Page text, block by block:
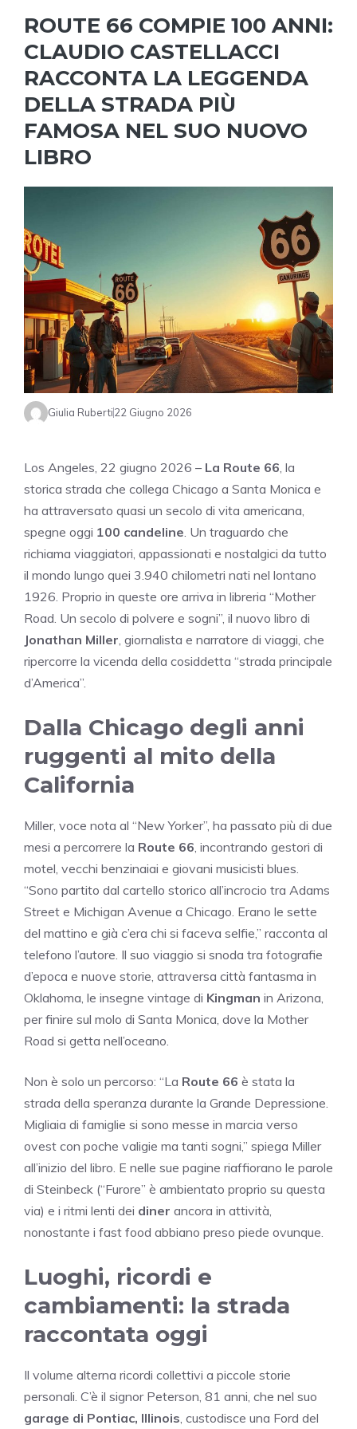
ROUTE 66 COMPIE 100 ANNI:
CLAUDIO CASTELLACCI
RACCONTA LA LEGGENDA
DELLA STRADA PIÙ
FAMOSA NEL SUO NUOVO
LIBRO
Giulia Ruberti22 Giugno 2026
Los Angeles, 22 giugno 2026 – La Route 66 , la
storica strada che collega Chicago a Santa Monica e
ha attraversato quasi un secolo di vita americana,
spegne oggi 100 candeline . Un traguardo che
richiama viaggiatori, appassionati e nostalgici da tutto
il mondo lungo quei 3.940 chilometri nati nel lontano
1926. Proprio in queste ore arriva in libreria “Mother
Road. Un secolo di polvere e sogni”, il nuovo libro di
Jonathan Miller , giornalista e narratore di viaggi, che
ripercorre la vicenda della cosiddetta “strada principale
d’America”.
Dalla Chicago degli anni
ruggenti al mito della
California
Miller, voce nota al “New Yorker”, ha passato più di due
mesi a percorrere la Route 66 , incontrando gestori di
motel, vecchi benzinaiai e giovani musicisti blues.
“Sono partito dal cartello storico all’incrocio tra Adams
Street e Michigan Avenue a Chicago. Erano le sette
del mattino e già c’era chi si faceva selfie,” racconta al
telefono l’autore. Il suo viaggio si snoda tra fotografie
d’epoca e nuove storie, attraversa città fantasma in
Oklahoma, le insegne vintage di Kingman in Arizona,
per finire sul molo di Santa Monica, dove la Mother
Road si getta nell’oceano.
Non è solo un percorso: “La Route 66 è stata la
strada della speranza durante la Grande Depressione.
Migliaia di famiglie si sono messe in marcia verso
ovest con poche valigie ma tanti sogni,” spiega Miller
all’inizio del libro. E nelle sue pagine riaffiorano le parole
di Steinbeck (“Furore” è ambientato proprio su questa
via) e i ritmi lenti dei diner ancora in attività,
nonostante i fast food abbiano preso piede ovunque.
Luoghi, ricordi e
cambiamenti: la strada
raccontata oggi
Il volume alterna ricordi collettivi a piccole storie
personali. C’è il signor Peterson, 81 anni, che nel suo
garage di Pontiac, Illinois , custodisce una Ford del